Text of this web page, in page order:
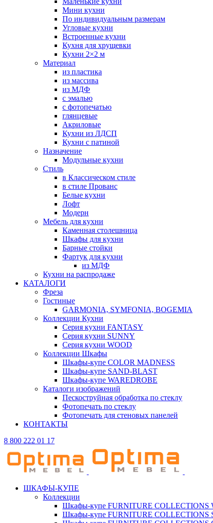
Мини кухни
По индивидуальным размерам
Угловые кухни
Встроенные кухни
Кухня для хрущевки
Кухни 2×2 м
Материал
из пластика
из массива
из МДФ
с эмалью
с фотопечатью
глянцевые
Акриловые
Кухни из ЛДСП
Кухни с патиной
Назначение
Модульные кухни
Стиль
в Классическом стиле
в стиле Прованс
Белые кухни
Лофт
Модерн
Мебель для кухни
Каменная столешница
Шкафы для кухни
Барные стойки
Фартук для кухни
из МДФ
Кухни на распродаже
КАТАЛОГИ
Фреза
Гостиные
GARMONIA, SYMFONIA, BOGEMIA
Коллекции Кухни
Серия кухни FANTASY
Серия кухни SUNNY
Серия кухни WOOD
Коллекции Шкафы
Шкафы-купе COLOR MADNESS
Шкафы-купе SAND-BLAST
Шкафы-купе WAREDROBE
Каталоги изображений
Пескоструйная обработка по стеклу
Фотопечать по стеклу
Фотопечать для стеновых панелей
КОНТАКТЫ
8 800 222 01 17
ШКАФЫ-КУПЕ
Коллекции
Шкафы-купе FURNITURE COLLECTIONS
Шкафы-купе FURNITURE COLLECTIONS